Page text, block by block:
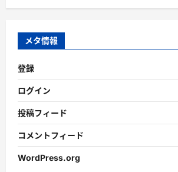
カ
ブ
メタ情報
登録
ログイン
投稿フィード
コメントフィード
WordPress.org